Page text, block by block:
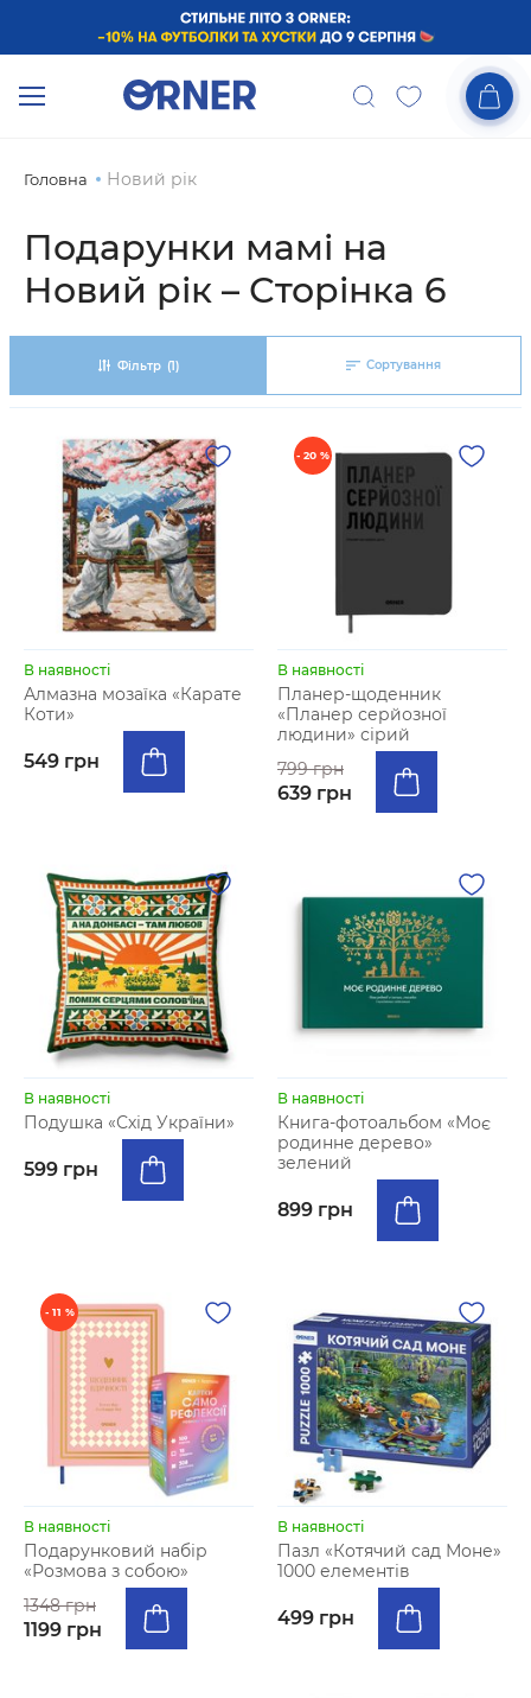
Головна Новий рік
Подарунки мамі на
Новий рік – Сторінка 6
Фільтр (1) Сортування
В наявності
Алмазна мозаїка «Карате
Коти»
549 грн
- 20 %
В наявності
Планер-щоденник
«Планер серйозної
людини» сірий
799 грн
639 грн
В наявності
Подушка «Схід України»
599 грн
В наявності
Книга-фотоальбом «Моє
родинне дерево»
зелений
899 грн
- 11 %
В наявності
Подарунковий набір
«Розмова з собою»
1348 грн
1199 грн
В наявності
Пазл «Котячий сад Моне»
1000 елементів
499 грн